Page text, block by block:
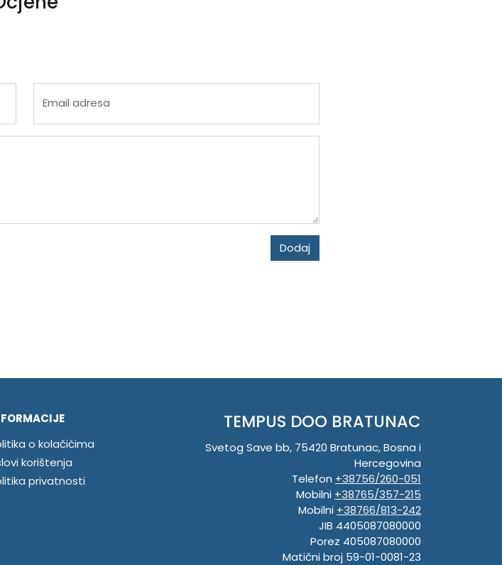
Email adresa
Dodaj
o kolačićima
korištenja
privatnosti
TEMPUS DOO BRATUNAC
Svetog Save bb, 75420 Bratunac, Bosna i
Hercegovina
Telefon +38756/260-051
Mobilni +38765/357-215
Mobilni +38766/813-242
JIB 4405087080000
Porez 405087080000
Matični broj 59-01-0081-23